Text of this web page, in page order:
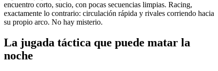
encuentro corto, sucio, con pocas secuencias limpias. Racing,
exactamente lo contrario: circulación rápida y rivales corriendo hacia
su propio arco. No hay misterio.
La jugada táctica que puede matar la
noche